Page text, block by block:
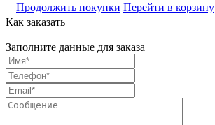
Продолжить покупки Перейти в корзину
Как заказать
Заполните данные для заказа